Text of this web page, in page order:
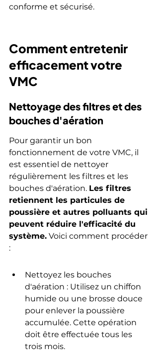
conforme et sécurisé.
Comment entretenir
efficacement votre
VMC
Nettoyage des filtres et des
bouches d'aération
Pour garantir un bon
fonctionnement de votre VMC, il
est essentiel de nettoyer
régulièrement les filtres et les
bouches d'aération. Les filtres
retiennent les particules de
poussière et autres polluants qui
peuvent réduire l'efficacité du
système. Voici comment procéder
:
Nettoyez les bouches
d'aération : Utilisez un chiffon
humide ou une brosse douce
pour enlever la poussière
accumulée. Cette opération
doit être effectuée tous les
trois mois.